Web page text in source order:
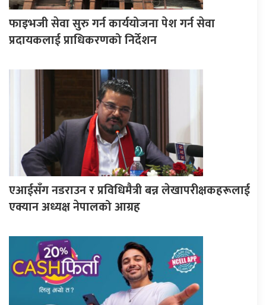
फाइभजी सेवा सुरु गर्न कार्ययोजना पेश गर्न सेवा
प्रदायकलाई प्राधिकरणको निर्देशन
एआईसँग नडराउन र प्रविधिमैत्री बन्न लेखापरीक्षकहरूलाई
एक्यान अध्यक्ष नेपालको आग्रह